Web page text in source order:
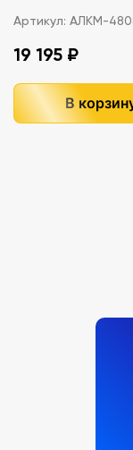
Артикул: АЛКМ-
19 195 ₽
В